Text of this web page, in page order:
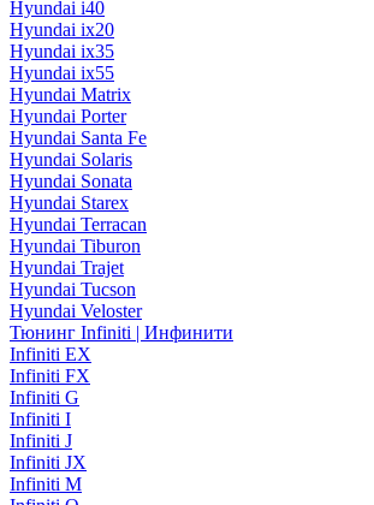
Hyundai i40
Hyundai ix20
Hyundai ix35
Hyundai ix55
Hyundai Matrix
Hyundai Porter
Hyundai Santa Fe
Hyundai Solaris
Hyundai Sonata
Hyundai Starex
Hyundai Terracan
Hyundai Tiburon
Hyundai Trajet
Hyundai Tucson
Hyundai Veloster
Тюнинг Infiniti | Инфинити
Infiniti EX
Infiniti FX
Infiniti G
Infiniti I
Infiniti J
Infiniti JX
Infiniti M